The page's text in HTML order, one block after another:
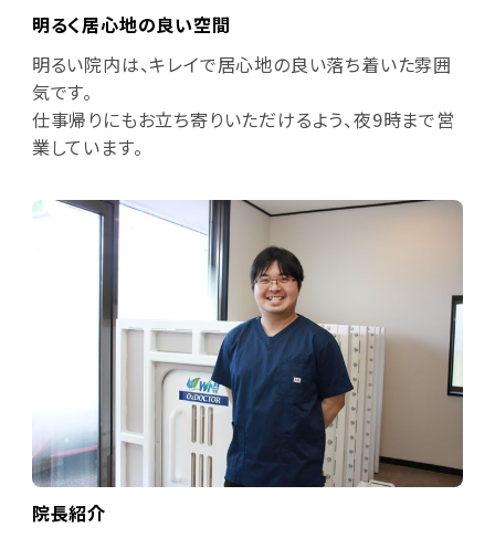
明るく居心地の良い空間
明るい院内は、キレイで居心地の良い落ち着いた雰囲
気です。
仕事帰りにもお立ち寄りいただけるよう、夜9時まで営
業しています。
院長紹介